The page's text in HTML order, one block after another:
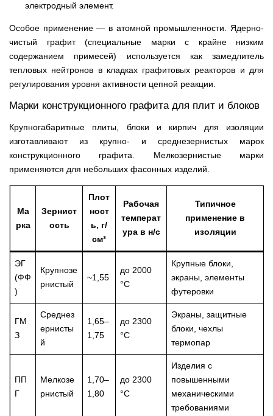
электродный элемент.
Особое применение — в атомной промышленности. Ядерно-
чистый графит (специальные марки с крайне низким
содержанием примесей) используется как замедлитель
тепловых нейтронов в кладках графитовых реакторов и для
регулирования уровня активности цепной реакции.
Марки конструкционного графита для плит и блоков
Крупногабаритные плиты, блоки и кирпич для изоляции
изготавливают из крупно- и среднезернистых марок
конструкционного графита. Мелкозернистые марки
применяются для небольших фасонных изделий.
Ма
рка
Зернист
ость
Плот
ност
ь, г/
см³
Рабочая
температ
ура в н/с
Типичное
применение в
изоляции
ЭГ
(ФФ
)
Крупнозе
рнистый
~1,55
до 2000
°C
Крупные блоки,
экраны, элементы
футеровки
ГМ
З
Среднез
ернисты
й
1,65–
1,75
до 2300
°C
Экраны, защитные
блоки, чехлы
термопар
ПП
Г
Мелкозе
рнистый
1,70–
1,80
до 2300
°C
Изделия с
повышенными
механическими
требованиями